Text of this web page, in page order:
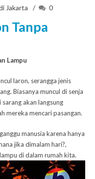
Jakarta 0
Tanpa
Lampu
laron, serangga jenis
Biasanya muncul di senja
akan langsung
mereka mencari pasangan.
manusia karena hanya
jika dimalam hari?,
di dalam rumah kita.